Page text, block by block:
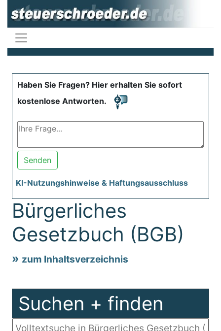
Haben Sie Fragen? Hier erhalten Sie sofort
kostenlose Antworten.
Senden
KI-Nutzungshinweise & Haftungsausschluss
Bürgerliches
Gesetzbuch (BGB)
zum Inhaltsverzeichnis
Suchen + finden